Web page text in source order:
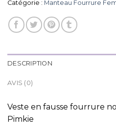
Catégorie : Manteau Fourrure
DESCRIPTION
AVIS (0)
Veste en fausse fourrure
Pimkie